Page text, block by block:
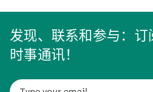
发现、联系和参与：订
时事通讯！